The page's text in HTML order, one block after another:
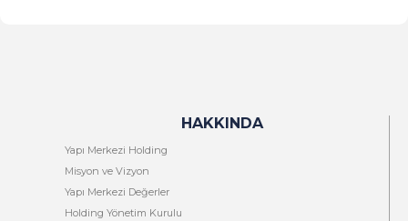
HAKKINDA
Yapı Merkezi Holding
Misyon ve Vizyon
Yapı Merkezi Değerler
Holding Yönetim Kurulu